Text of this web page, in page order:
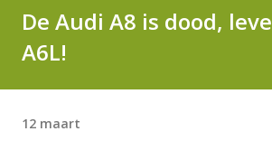
De Audi A8 is dood,
A6L!
12 maart